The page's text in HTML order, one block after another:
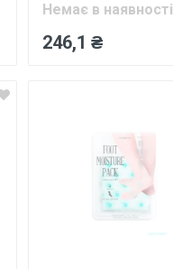
Немає в наявності
246,1 ₴